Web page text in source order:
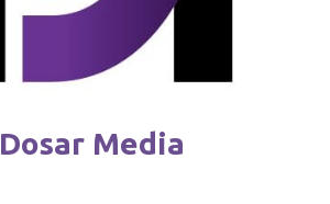
Dosar Media